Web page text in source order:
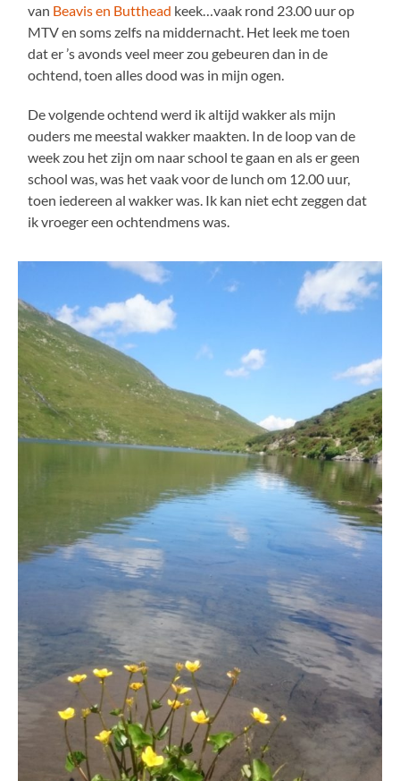
van Beavis en Butthead keek…vaak rond 23.00 uur op
MTV en soms zelfs na middernacht. Het leek me toen
dat er ’s avonds veel meer zou gebeuren dan in de
ochtend, toen alles dood was in mijn ogen.
De volgende ochtend werd ik altijd wakker als mijn
ouders me meestal wakker maakten. In de loop van de
week zou het zijn om naar school te gaan en als er geen
school was, was het vaak voor de lunch om 12.00 uur,
toen iedereen al wakker was. Ik kan niet echt zeggen dat
ik vroeger een ochtendmens was.